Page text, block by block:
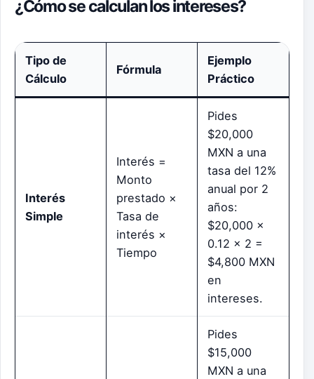
¿Cómo se calculan los intereses?
Tipo de
Cálculo
Fórmula
Ejemplo
Práctico
Interés
Simple
Interés =
Monto
prestado ×
Tasa de
interés ×
Tiempo
Pides
$20,000
MXN a una
tasa del 12%
anual por 2
años:
$20,000 ×
0.12 × 2 =
$4,800 MXN
en
intereses.
Pides
$15,000
MXN a una